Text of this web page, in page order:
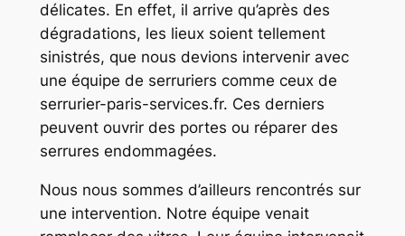
délicates. En effet, il arrive qu’après des
dégradations, les lieux soient tellement
sinistrés, que nous devions intervenir avec
une équipe de serruriers comme ceux de
serrurier-paris-services.fr. Ces derniers
peuvent ouvrir des portes ou réparer des
serrures endommagées.
Nous nous sommes d’ailleurs rencontrés sur
une intervention. Notre équipe venait